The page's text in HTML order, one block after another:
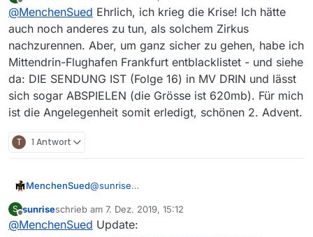
nicht abspielen. Habe das bisher aber auch
selten genutzt, kann also andere Ursachen
haben.
Offline
@MenchenSued Ehrlich, ich krieg die Krise! Ich hätte
auch noch anderes zu tun, als solchem Zirkus
nachzurennen. Aber, um ganz sicher zu gehen, habe ich
Mittendrin-Flughafen Frankfurt entblacklistet - und siehe
da: DIE SENDUNG IST (Folge 16) in MV DRIN und lässt
sich sogar ABSPIELEN (die Grösse ist 620mb). Für mich
ist die Angelegenheit somit erledigt, schönen 2. Advent.
T 1 Antwort
MenchenSued@sunrise
weiß ich es auch nicht. Ich kann sie im MVW
nicht abspielen. Habe das bisher aber auch
S
Offline
sunriseschrieb am 7. Dez. 2019, 15:12
zuletzt editiert von
@MenchenSued Update: